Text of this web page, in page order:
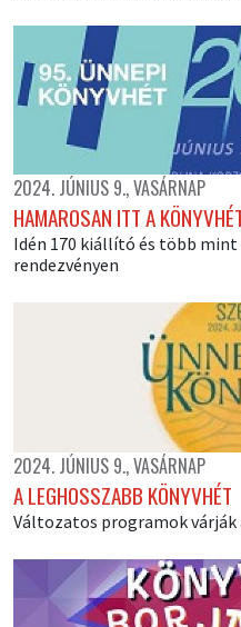
2024. JÚNIUS 9., VASÁRNAP
HAMAROSAN ITT A
Idén 170 kiállító és több mint
rendezvényen
2024. JÚNIUS 9., VASÁRNAP
A LEGHOSSZABB KÖNYVHÉT
Változatos programok várják